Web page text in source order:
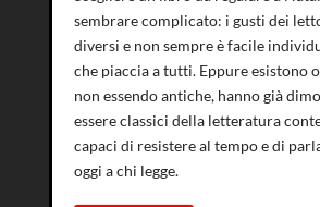
sembrare complicato: i gusti dei
diversi e non sempre è facile
che piaccia a tutti. Eppure esistono
non essendo antiche, hanno già
essere classici della letteratura
capaci di resistere al tempo e di
oggi a chi legge.